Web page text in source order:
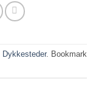
Dykkesteder. Bookmark